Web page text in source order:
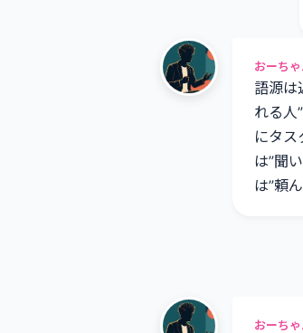
おーち
語源は
れる人
にタス
は”聞
は”頼
おーち